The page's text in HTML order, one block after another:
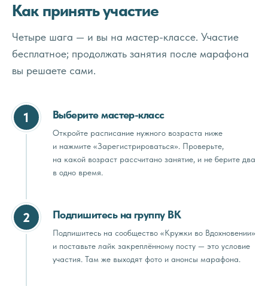
Как принять участие
Четыре шага — и вы на мастер-классе. Участие
бесплатное; продолжать занятия после марафона
вы решаете сами.
1 Выберите мастер-класс
Откройте расписание нужного возраста ниже
и нажмите «Зарегистрироваться». Проверьте,
на какой возраст рассчитано занятие, и не берите два
в одно время.
2 Подпишитесь на группу ВК
Подпишитесь на сообщество «Кружки во Вдохновении»
и поставьте лайк закреплённому посту — это условие
участия. Там же выходят фото и анонсы марафона.